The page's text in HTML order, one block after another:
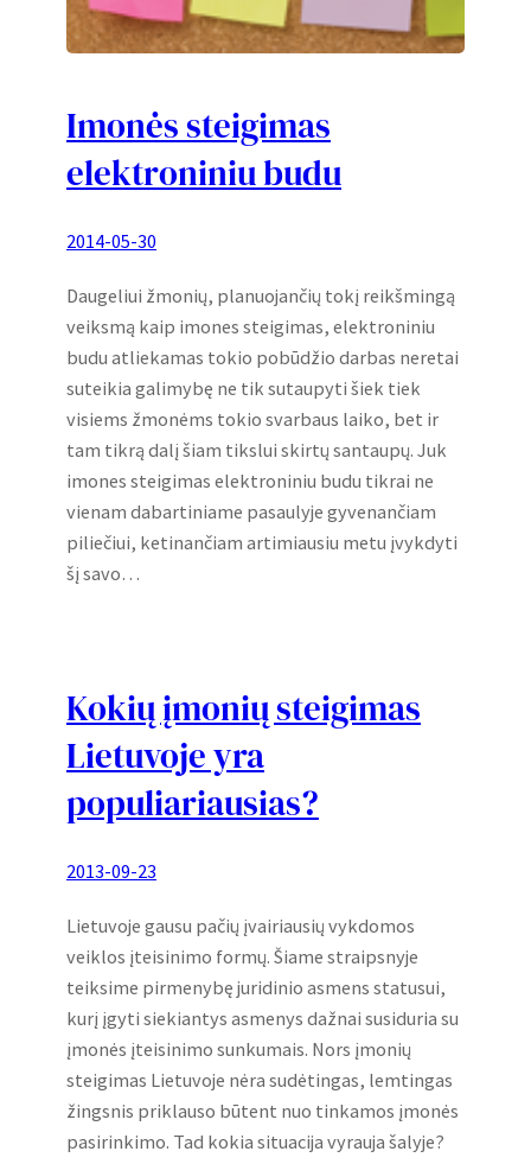
Imonės steigimas
elektroniniu budu
2014-05-30
Daugeliui žmonių, planuojančių tokį reikšmingą
veiksmą kaip imones steigimas, elektroniniu
budu atliekamas tokio pobūdžio darbas neretai
suteikia galimybę ne tik sutaupyti šiek tiek
visiems žmonėms tokio svarbaus laiko, bet ir
tam tikrą dalį šiam tikslui skirtų santaupų. Juk
imones steigimas elektroniniu budu tikrai ne
vienam dabartiniame pasaulyje gyvenančiam
piliečiui, ketinančiam artimiausiu metu įvykdyti
šį savo…
Kokių įmonių steigimas
Lietuvoje yra
populiariausias?
2013-09-23
Lietuvoje gausu pačių įvairiausių vykdomos
veiklos įteisinimo formų. Šiame straipsnyje
teiksime pirmenybę juridinio asmens statusui,
kurį įgyti siekiantys asmenys dažnai susiduria su
įmonės įteisinimo sunkumais. Nors įmonių
steigimas Lietuvoje nėra sudėtingas, lemtingas
žingsnis priklauso būtent nuo tinkamos įmonės
pasirinkimo. Tad kokia situacija vyrauja šalyje?